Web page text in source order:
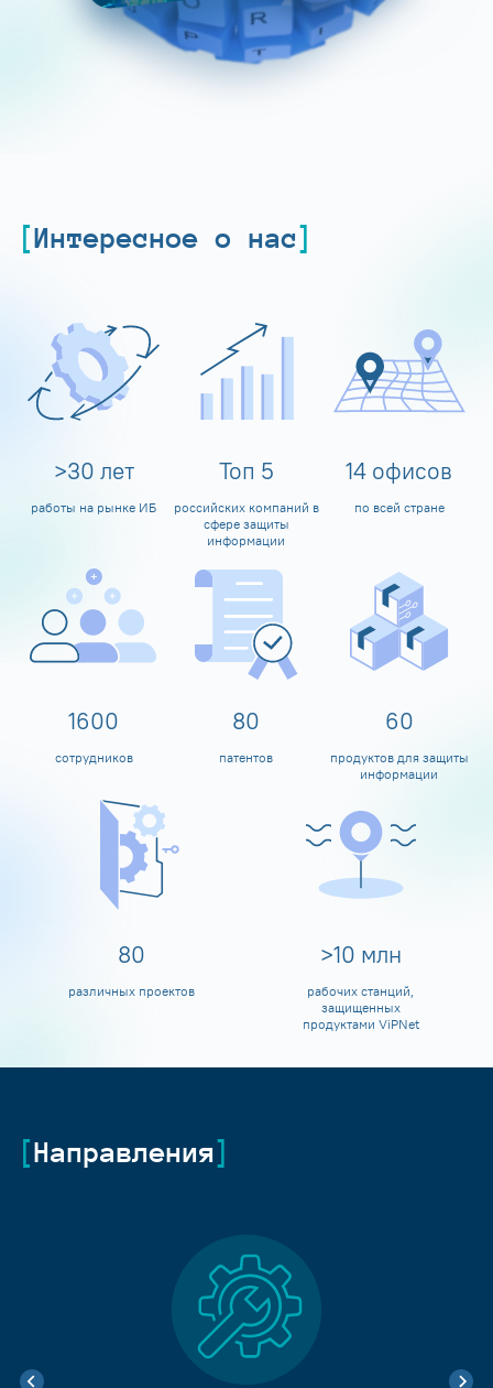
Интересное о нас
>30 лет
работы на рынке ИБ
Топ 5
российских компаний в
сфере защиты
информации
14 офисов
по всей стране
1600
сотрудников
80
патентов
60
продуктов для защиты
информации
80
различных проектов
>10 млн
рабочих станций,
защищенных
продуктами ViPNet
Направления